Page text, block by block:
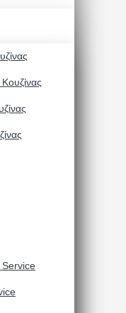
Service